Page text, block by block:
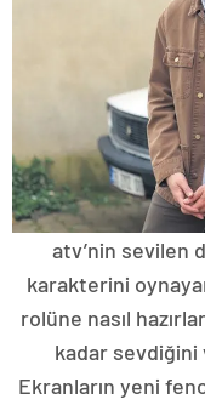
atv’nin sevilen
karakterini
rolüne nasıl
kadar sevdiğini
Ekranların yeni